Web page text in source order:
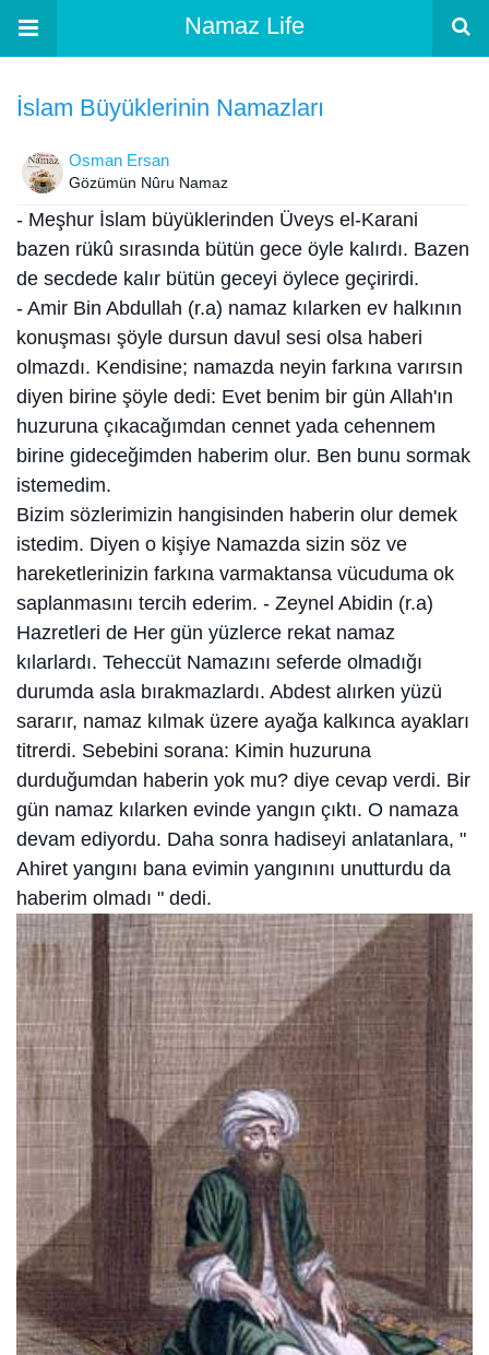
Namaz Life
İslam Büyüklerinin Namazları
Osman Ersan
Gözümün Nûru Namaz
- Meşhur İslam büyüklerinden Üveys el-Karani
bazen rükû sırasında bütün gece öyle kalırdı. Bazen
de secdede kalır bütün geceyi öylece geçirirdi.
- Amir Bin Abdullah (r.a) namaz kılarken ev halkının
konuşması şöyle dursun davul sesi olsa haberi
olmazdı. Kendisine; namazda neyin farkına varırsın
diyen birine şöyle dedi: Evet benim bir gün Allah'ın
huzuruna çıkacağımdan cennet yada cehennem
birine gideceğimden haberim olur. Ben bunu sormak
istemedim.
Bizim sözlerimizin hangisinden haberin olur demek
istedim. Diyen o kişiye Namazda sizin söz ve
hareketlerinizin farkına varmaktansa vücuduma ok
saplanmasını tercih ederim. - Zeynel Abidin (r.a)
Hazretleri de Her gün yüzlerce rekat namaz
kılarlardı. Teheccüt Namazını seferde olmadığı
durumda asla bırakmazlardı. Abdest alırken yüzü
sararır, namaz kılmak üzere ayağa kalkınca ayakları
titrerdi. Sebebini sorana: Kimin huzuruna
durduğumdan haberin yok mu? diye cevap verdi. Bir
gün namaz kılarken evinde yangın çıktı. O namaza
devam ediyordu. Daha sonra hadiseyi anlatanlara, "
Ahiret yangını bana evimin yangınını unutturdu da
haberim olmadı " dedi.